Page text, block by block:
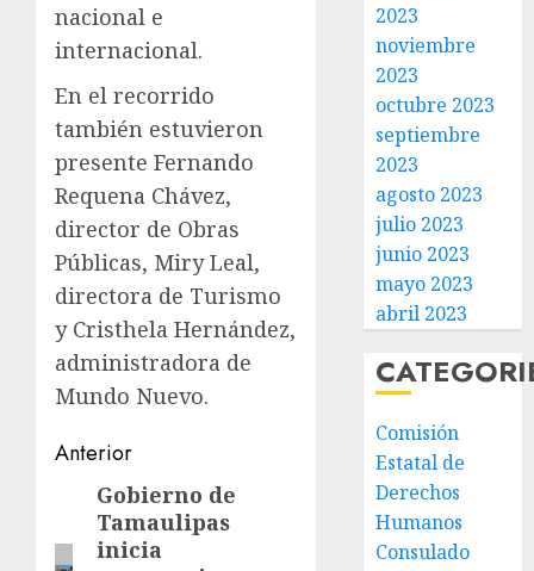
nacional e
internacional.
En el recorrido
también estuvieron
presente Fernando
Requena Chávez,
director de Obras
Públicas, Miry Leal,
directora de Turismo
y Cristhela Hernández,
administradora de
Mundo Nuevo.
Post
navigation
Anterior
Entrada
anterior:
Gobierno de
Tamaulipas
inicia
2023
noviembre
2023
octubre 2023
septiembre
2023
agosto 2023
julio 2023
junio 2023
mayo 2023
abril 2023
Comisión
Estatal de
Derechos
Humanos
Consulado